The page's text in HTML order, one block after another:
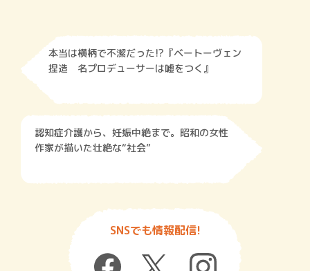
本当は横柄で不潔だった!?『ベートーヴェン
捏造 名プロデューサーは嘘をつく』
認知症介護から、妊娠中絶まで。昭和の女性
作家が描いた壮絶な“社会”
SNSでも情報配信!